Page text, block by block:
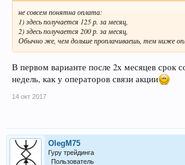
не совсем понятна оплата:
1) здесь получается 125 р. за месяц,
2) здесь получается 200 р. за месяц,
Обычно же, чем дольше проплачиваешь, тем ниже
В первом варианте после 2х месяцев срок
недель, как у операторов связи акции
14 окт 2017
OlegM75
Гуру трейдинга
Пользователь